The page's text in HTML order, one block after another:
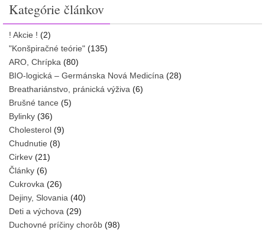
Kategórie článkov
! Akcie ! (2)
"Konšpiračné teórie" (135)
ARO, Chrípka (80)
BIO-logická – Germánska Nová Medicína (28)
Breathariánstvo, pránická výživa (6)
Brušné tance (5)
Bylinky (36)
Cholesterol (9)
Chudnutie (8)
Cirkev (21)
Články (6)
Cukrovka (26)
Dejiny, Slovania (40)
Deti a výchova (29)
Duchovné príčiny chorôb (98)